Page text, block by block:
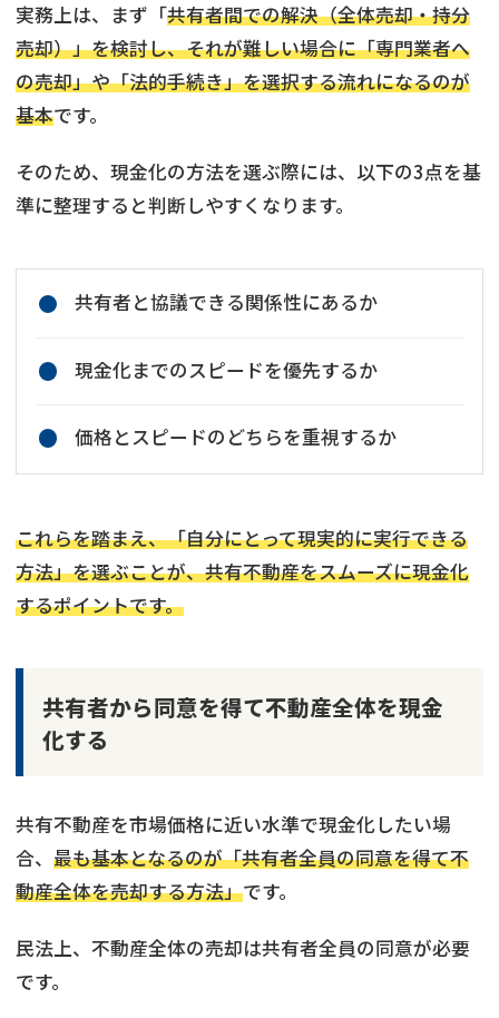
実務上は、まず「共有者間での解決（全体売却・持分
売却）」を検討し、それが難しい場合に「専門業者へ
の売却」や「法的手続き」を選択する流れになるのが
基本です。
そのため、現金化の方法を選ぶ際には、以下の3点を基
準に整理すると判断しやすくなります。
共有者と協議できる関係性にあるか
現金化までのスピードを優先するか
価格とスピードのどちらを重視するか
これらを踏まえ、「自分にとって現実的に実行できる
方法」を選ぶことが、共有不動産をスムーズに現金化
するポイントです。
共有者から同意を得て不動産全体を現金
化する
共有不動産を市場価格に近い水準で現金化したい場
合、 最も基本となるのが「共有者全員の同意を得て不
動産全体を売却する方法」です。
民法上、不動産全体の売却は共有者全員の同意が必要
です。